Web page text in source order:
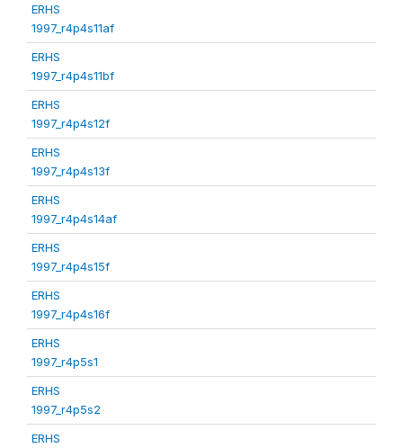
ERHS
1997_r4p4s11af
ERHS
1997_r4p4s11bf
ERHS
1997_r4p4s12f
ERHS
1997_r4p4s13f
ERHS
1997_r4p4s14af
ERHS
1997_r4p4s15f
ERHS
1997_r4p4s16f
ERHS
1997_r4p5s1
ERHS
1997_r4p5s2
ERHS